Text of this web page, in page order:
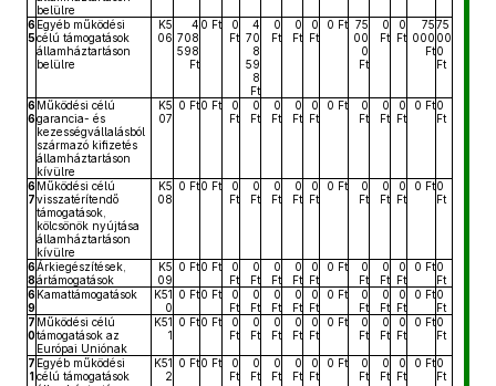
belülre
6
5
Egyéb működési
célú támogatások
államháztartáson
belülre
K5
06
4
708
598
Ft
0 Ft
0
Ft
4
70
8
59
8
Ft
0
Ft
0
Ft
0
Ft
0 Ft 75
00
0
Ft
0
Ft
0
Ft
75
000
Ft
75
00
0
Ft
6
6
Működési célú
garancia- és
kezességvállalásból
származó kifizetés
államháztartáson
kívülre
K5
07
0 Ft0 Ft
0
Ft
0
Ft
0
Ft
0
Ft
0
Ft
0 Ft
0
Ft
0
Ft
0
Ft
0 Ft0
Ft
6
7
Működési célú
visszatérítendő
támogatások,
kölcsönök nyújtása
államháztartáson
kívülre
K5
08
0 Ft0 Ft
0
Ft
0
Ft
0
Ft
0
Ft
0
Ft
0 Ft
0
Ft
0
Ft
0
Ft
0 Ft0
Ft
6
8
Árkiegészítések,
ártámogatások
K5
09
0 Ft0 Ft
0
Ft
0
Ft
0
Ft
0
Ft
0
Ft
0 Ft
0
Ft
0
Ft
0
Ft
0 Ft0
Ft
6
9
Kamattámogatások
K51
0
0 Ft0 Ft
0
Ft
0
Ft
0
Ft
0
Ft
0
Ft
0 Ft
0
Ft
0
Ft
0
Ft
0 Ft0
Ft
7
0
Működési célú
támogatások az
Európai Uniónak
K51
1
0 Ft0 Ft
0
Ft
0
Ft
0
Ft
0
Ft
0
Ft
0 Ft
0
Ft
0
Ft
0
Ft
0 Ft0
Ft
7
1
Egyéb működési
célú támogatások
K51
2
0 Ft0 Ft
0
Ft
0
Ft
0
Ft
0
Ft
0
Ft
0 Ft
0
Ft
0
Ft
0
Ft
0 Ft0
Ft